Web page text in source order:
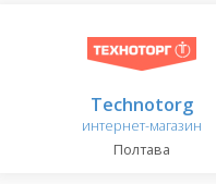
Technotorg
интернет-магазин
Полтава